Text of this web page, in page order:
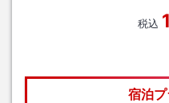
税込
宿泊